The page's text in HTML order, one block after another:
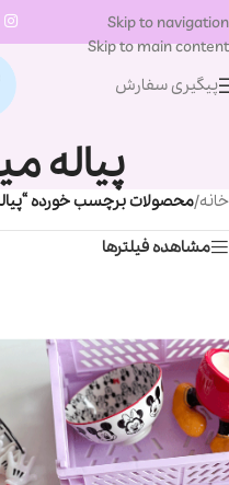
Skip to navigation
Skip to main content
پیگیری سفارش
پیاله
خانه/محصولات برچسب خورده
مشاهده فیلترها